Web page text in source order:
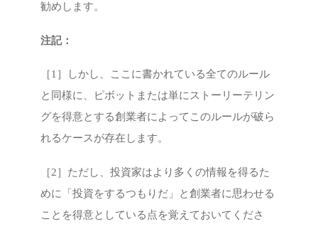
勧めします。
注記：
［1］しかし、ここに書かれている全てのルール
と同様に、ピボットまたは単にストーリーテリン
グを得意とする創業者によってこのルールが破ら
れるケースが存在します。
［2］ただし、投資家はより多くの情報を得るた
めに「投資をするつもりだ」と創業者に思わせる
ことを得意としている点を覚えておいてくださ